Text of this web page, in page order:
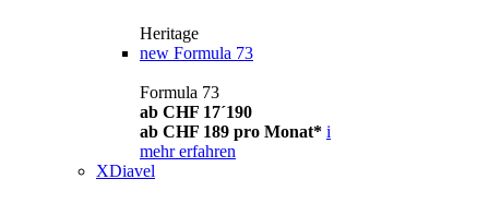
Heritage
new Formula 73
Formula 73
ab CHF 17´190
ab CHF 189 pro Monat* i
mehr erfahren
XDiavel